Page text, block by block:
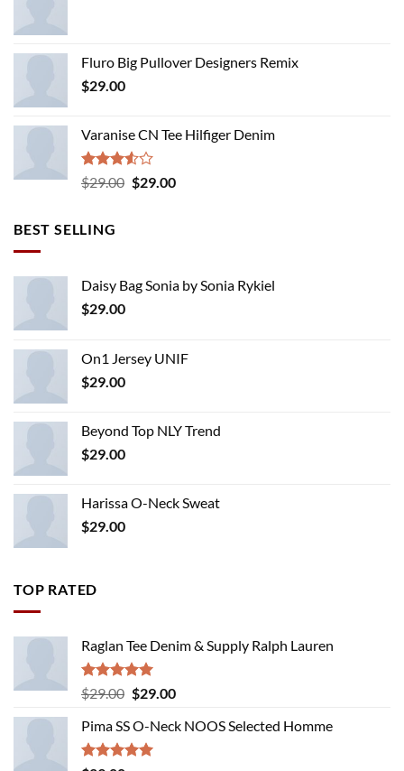
Fluro Big Pullover Designers Remix
$29.00
Varanise CN Tee Hilfiger Denim
Rated
3.50
$29.00 Original
$29.00Current
BEST SELLING
Daisy Bag Sonia by Sonia Rykiel
$29.00
On1 Jersey UNIF
$29.00
Beyond Top NLY Trend
$29.00
Harissa O-Neck Sweat
$29.00
TOP RATED
Raglan Tee Denim & Supply Ralph Lauren
Rated5.00
out of 5
$29.00 Original
was:
$29.00.
$29.00Current
is:
Pima SS O-Neck NOOS Selected Homme